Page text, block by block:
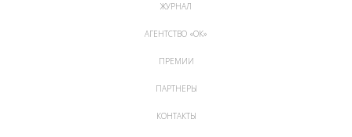
ЖУРНАЛ
АГЕНТСТВО «ОК»
ПРЕМИИ
ПАРТНЕРЫ
КОНТАКТЫ